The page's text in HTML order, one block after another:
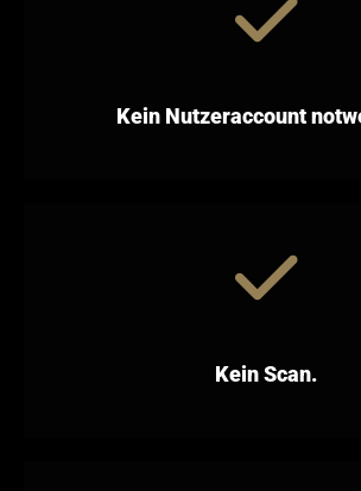
Kein Nutzeraccount
Kein Scan.